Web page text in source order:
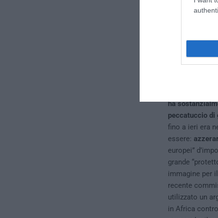
canoniche:
spazi vitali. Se
del mondo e
centesimo ed
Molto
ha
peccatuccio di
fino a ieri era
essere:
europei”
grande
immagine per
recente
utilizzato un
in Africa